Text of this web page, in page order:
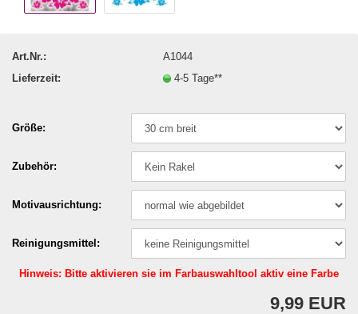
Art.Nr.:
A1044
Lieferzeit:
4-5 Tage**
Größe:
Zubehör:
Motivausrichtung:
Reinigungsmittel:
Hinweis: Bitte aktivieren sie im Farbauswahltool aktiv eine Farbe
9,99 EUR